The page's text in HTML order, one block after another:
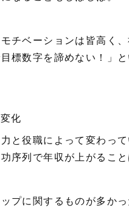
チベーションは皆高く
標数字を諦めない！」
化
と役職によって変わっ
序列で年収が上がること
プに関するものが多か